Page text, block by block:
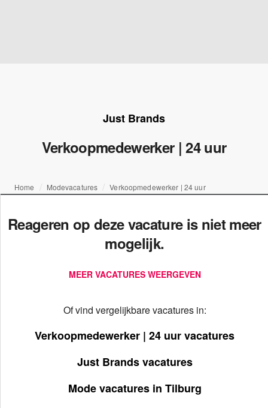
Just Brands
Verkoopmedewerker | 24 uur
Home Modevacatures Verkoopmedewerker | 24 uur
Reageren op deze vacature is niet meer
mogelijk.
MEER VACATURES WEERGEVEN
Of vind vergelijkbare vacatures in:
Verkoopmedewerker | 24 uur vacatures
Just Brands vacatures
Mode vacatures in Tilburg